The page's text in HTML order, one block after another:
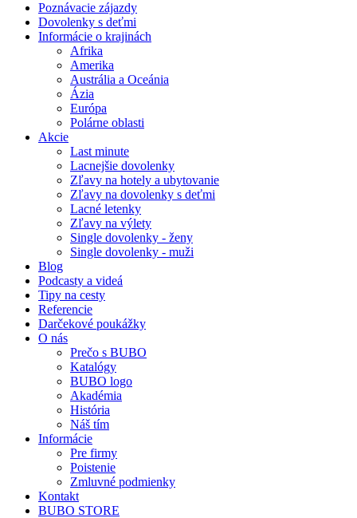
Poznávacie zájazdy
Dovolenky s deťmi
Informácie o krajinách
Afrika
Amerika
Austrália a Oceánia
Ázia
Európa
Polárne oblasti
Akcie
Last minute
Lacnejšie dovolenky
Zľavy na hotely a ubytovanie
Zľavy na dovolenky s deťmi
Lacné letenky
Zľavy na výlety
Single dovolenky - ženy
Single dovolenky - muži
Blog
Podcasty a videá
Tipy na cesty
Referencie
Darčekové poukážky
O nás
Prečo s BUBO
Katalógy
BUBO logo
Akadémia
História
Náš tím
Informácie
Pre firmy
Poistenie
Zmluvné podmienky
Kontakt
BUBO STORE